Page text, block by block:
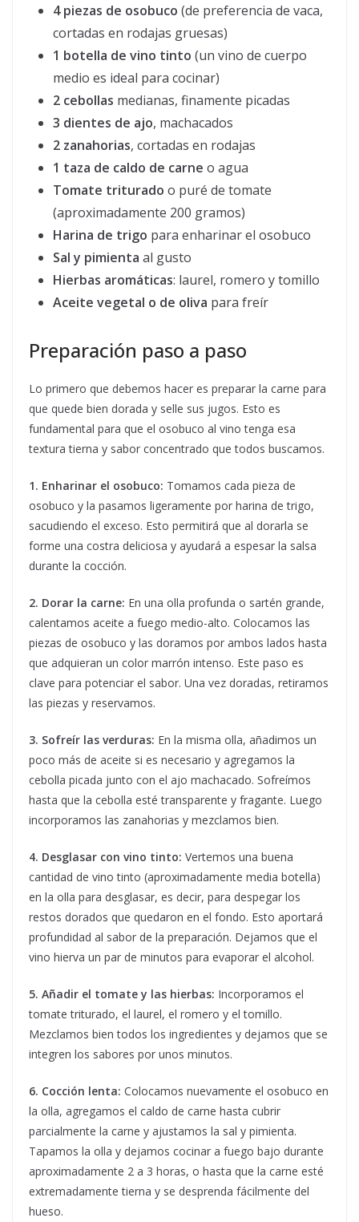
4 piezas de osobuco (de preferencia de vaca,
cortadas en rodajas gruesas)
1 botella de vino tinto (un vino de cuerpo
medio es ideal para cocinar)
2 cebollas medianas, finamente picadas
3 dientes de ajo, machacados
2 zanahorias, cortadas en rodajas
1 taza de caldo de carne o agua
Tomate triturado o puré de tomate
(aproximadamente 200 gramos)
Harina de trigo para enharinar el osobuco
Sal y pimienta al gusto
Hierbas aromáticas: laurel, romero y tomillo
Aceite vegetal o de oliva para freír
Preparación paso a paso
Lo primero que debemos hacer es preparar la carne para
que quede bien dorada y selle sus jugos. Esto es
fundamental para que el osobuco al vino tenga esa
textura tierna y sabor concentrado que todos buscamos.
1. Enharinar el osobuco: Tomamos cada pieza de
osobuco y la pasamos ligeramente por harina de trigo,
sacudiendo el exceso. Esto permitirá que al dorarla se
forme una costra deliciosa y ayudará a espesar la salsa
durante la cocción.
2. Dorar la carne: En una olla profunda o sartén grande,
calentamos aceite a fuego medio-alto. Colocamos las
piezas de osobuco y las doramos por ambos lados hasta
que adquieran un color marrón intenso. Este paso es
clave para potenciar el sabor. Una vez doradas, retiramos
las piezas y reservamos.
3. Sofreír las verduras: En la misma olla, añadimos un
poco más de aceite si es necesario y agregamos la
cebolla picada junto con el ajo machacado. Sofreímos
hasta que la cebolla esté transparente y fragante. Luego
incorporamos las zanahorias y mezclamos bien.
4. Desglasar con vino tinto: Vertemos una buena
cantidad de vino tinto (aproximadamente media botella)
en la olla para desglasar, es decir, para despegar los
restos dorados que quedaron en el fondo. Esto aportará
profundidad al sabor de la preparación. Dejamos que el
vino hierva un par de minutos para evaporar el alcohol.
5. Añadir el tomate y las hierbas: Incorporamos el
tomate triturado, el laurel, el romero y el tomillo.
Mezclamos bien todos los ingredientes y dejamos que se
integren los sabores por unos minutos.
6. Cocción lenta: Colocamos nuevamente el osobuco en
la olla, agregamos el caldo de carne hasta cubrir
parcialmente la carne y ajustamos la sal y pimienta.
Tapamos la olla y dejamos cocinar a fuego bajo durante
aproximadamente 2 a 3 horas, o hasta que la carne esté
extremadamente tierna y se desprenda fácilmente del
hueso.